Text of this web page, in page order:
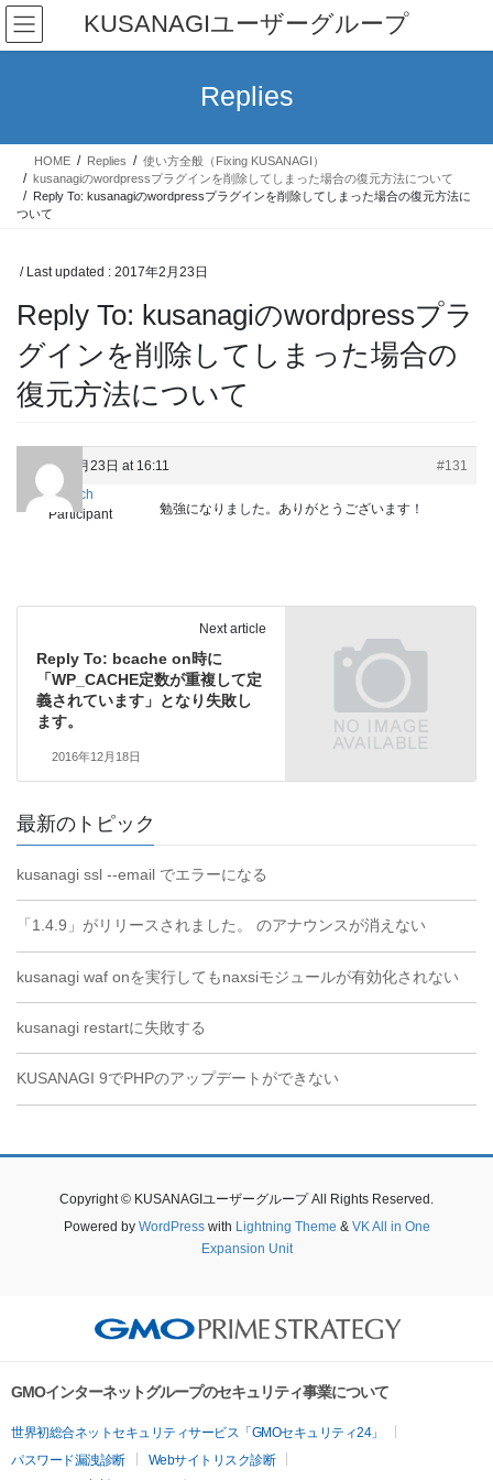
Skip
the
Skip
the
KUSANAGIユーザーグループ
Replies
HOME Replies
使い方全般（Fixing KUSANAGI）
kusanagiのwordpressプラグインを削除してしまった場合の復元方法について
Reply To: kusanagiのwordpressプラグインを削除してしまった場合の復元方法に
ついて
/ Last updated : 2017年2月23日
Reply To: kusanagiのwordpressプラ
グインを削除してしまった場合の
復元方法について
2017年2月23日 at 16:11
#131
a9tech
Participant
勉強になりました。ありがとうございます！
Next article
Reply To: bcache on時に
「WP_CACHE定数が重複して定
義されています」となり失敗し
ます。
2016年12月18日
最新のトピック
kusanagi ssl --email でエラーになる
「1.4.9」がリリースされました。 のアナウンスが消えない
kusanagi waf onを実行してもnaxsiモジュールが有効化されない
kusanagi restartに失敗する
KUSANAGI 9でPHPのアップデートができない
Copyright © KUSANAGIユーザーグループ All Rights Reserved.
Powered by WordPresswith Lightning Theme & VK All in One
Expansion Unit
GMOインターネットグループのセキュリティ事業について
世界初総合ネットセキュリティサービス「GMOセキュリティ24」
パスワード漏洩診断
Webサイトリスク診断